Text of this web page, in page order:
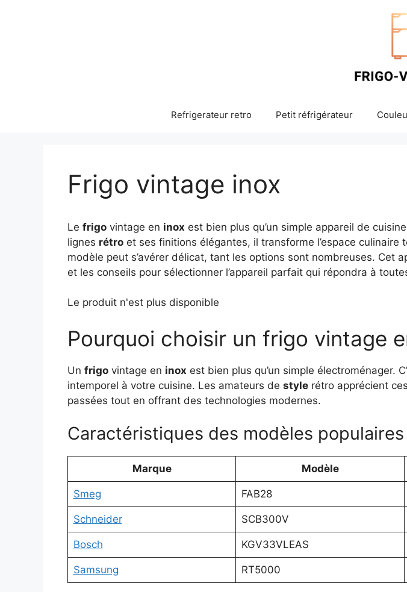
Refrigerateur retro Petit réfrigérateur
Frigo vintage inox
Le frigo vintage en inox est bien plus qu’un simple appareil de
lignes rétro et ses finitions élégantes, il transforme l’espace culinaire
modèle peut s’avérer délicat, tant les options sont nombreuses. Cet
et les conseils pour sélectionner l’appareil parfait qui répondra à
Le produit n'est plus disponible
Pourquoi choisir un frigo vintage
Un frigo vintage en inox est bien plus qu’un simple électroménager.
intemporel à votre cuisine. Les amateurs de style rétro apprécient
passées tout en offrant des technologies modernes.
Caractéristiques des modèles populaires
Marque Modèle
Smeg FAB28
Schneider SCB300V
Bosch KGV33VLEAS
Samsung RT5000